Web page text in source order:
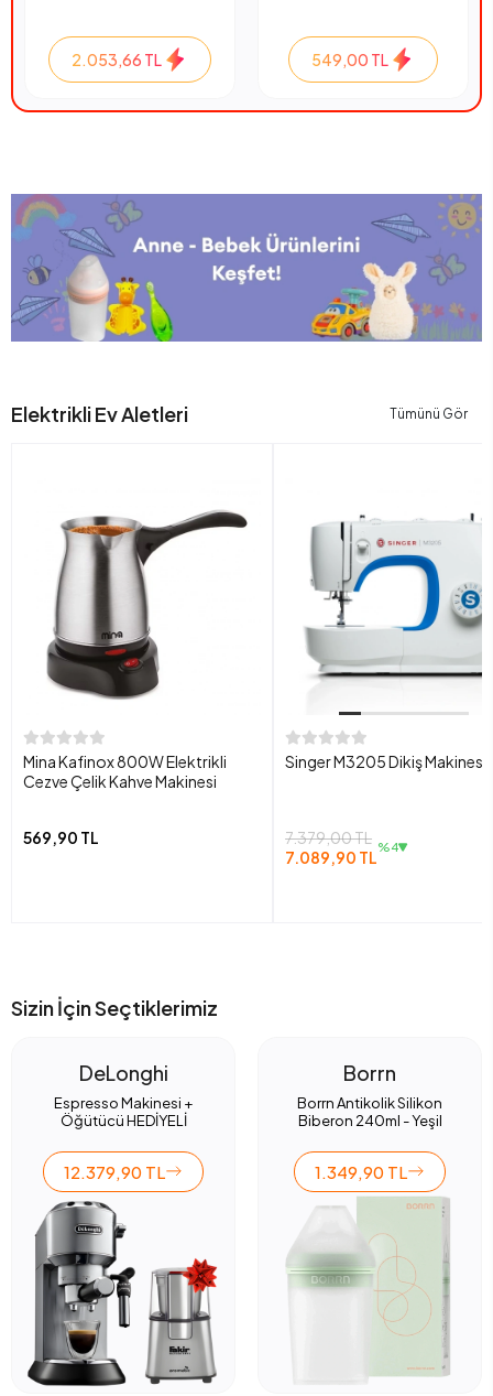
2.053,66 TL 549,00 TL
Elektrikli Ev Aletleri Tümünü Gör
Mina Kafinox 800W Elektrikli
Cezve Çelik Kahve Makinesi
569,90 TL
Singer M3205 Dikiş Makinesi
7.379,00 TL
7.089,90 TL %4
Sizin İçin Seçtiklerimiz
DeLonghi
Espresso Makinesi +
Öğütücü HEDİYELİ
12.379,90 TL
Borrn
Borrn Antikolik Silikon
Biberon 240ml - Yeşil
1.349,90 TL